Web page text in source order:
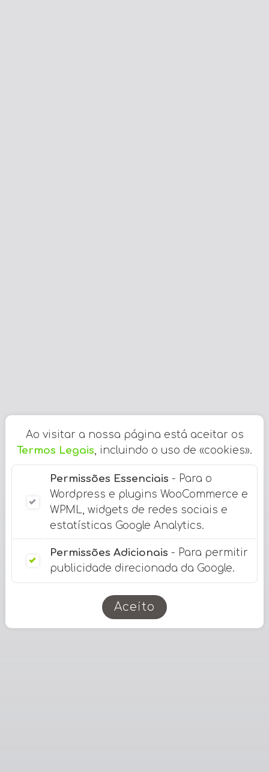
Ao visitar a nossa página está aceitar os
Termos Legais , incluindo o uso de «cookies».
Permissões Essenciais - Para o
Wordpress e plugins WooCommerce e
WPML, widgets de redes sociais e
estatísticas Google Analytics.
Permissões Adicionais - Para permitir
publicidade direcionada da Google.
Aceito